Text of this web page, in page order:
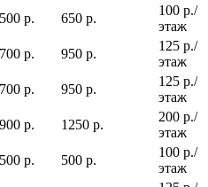
500 р. 650 р.
100 р./
этаж
700 р. 950 р.
125 р./
этаж
700 р. 950 р.
125 р./
этаж
900 р. 1250 р.
200 р./
этаж
500 р. 500 р.
100 р./
этаж